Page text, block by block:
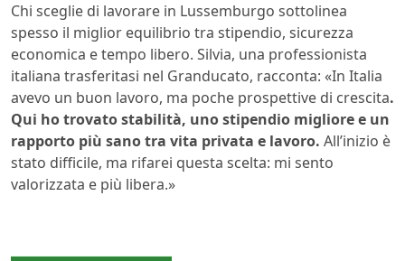
Chi sceglie di lavorare in Lussemburgo sottolinea
spesso il miglior equilibrio tra stipendio, sicurezza
economica e tempo libero. Silvia, una professionista
italiana trasferitasi nel Granducato, racconta: «In Italia
avevo un buon lavoro, ma poche prospettive di crescita.
Qui ho trovato stabilità, uno stipendio migliore e un
rapporto più sano tra vita privata e lavoro. All’inizio è
stato difficile, ma rifarei questa scelta: mi sento
valorizzata e più libera.»